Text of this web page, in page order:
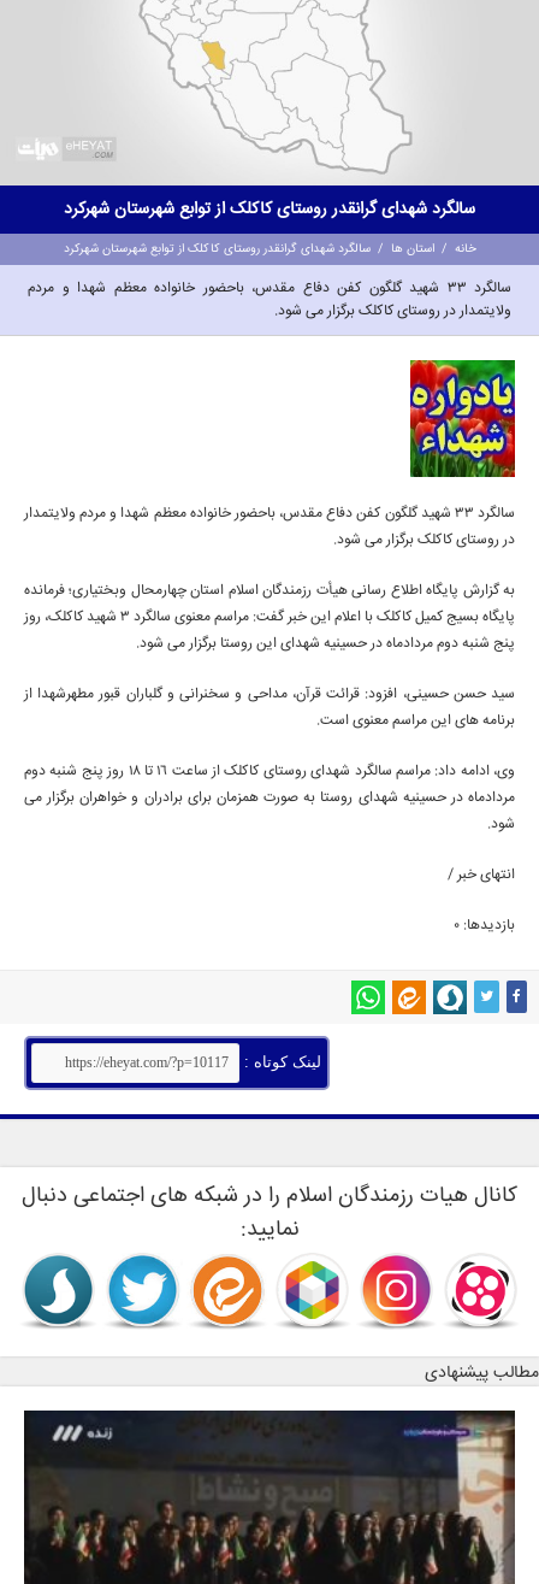
سالگرد شهدای گرانقدر روستای کاکلک از توابع شهرستان شهرکرد
خانه / استان ها / سالگرد شهدای گرانقدر روستای کاکلک از توابع شهرستان شهرکرد
سالگرد ۳۳ شهید گلگون کفن دفاع مقدس، باحضور خانواده معظم شهدا و مردم
ولایتمدار در روستای کاکلک برگزار می شود.
سالگرد ۳۳ شهید گلگون کفن دفاع مقدس، باحضور خانواده معظم شهدا و مردم ولایتمدار
در روستای کاکلک برگزار می شود.
به گزارش پایگاه اطلاع رسانی هیأت رزمندگان اسلام استان چهارمحال وبختیاری؛ فرمانده
پایگاه بسیج کمیل کاکلک با اعلام این خبر گفت: مراسم معنوی سالگرد 3 شهید کاکلک، روز
پنج شنبه دوم مردادماه در حسینیه شهدای این روستا برگزار می شود.
سید حسن حسینی، افزود: قرائت قرآن، مداحی و سخنرانی و گلباران قبور مطهرشهدا از
برنامه های این مراسم معنوی است.
وی، ادامه داد: مراسم سالگرد شهدای روستای کاکلک از ساعت 16 تا 18 روز پنج شنبه دوم
مردادماه در حسینیه شهدای روستا به صورت همزمان برای برادران و خواهران برگزار می
شود.
انتهای خبر /
بازدیدها: 0
لینک کوتاه :
کانال هیات رزمندگان اسلام را در شبکه های اجتماعی دنبال
نمایید:
مطالب پیشنهادی